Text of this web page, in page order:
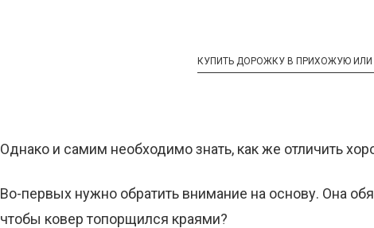
КУПИТЬ ДОРОЖКУ В ПРИХОЖУЮ ИЛИ
Однако и самим необходимо знать, как же отличить
Во-первых нужно обратить внимание на основу. Она
чтобы ковер топорщился краями?